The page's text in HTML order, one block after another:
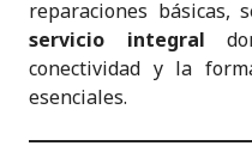
reparaciones básicas,
servicio integral
conectividad y la
esenciales.